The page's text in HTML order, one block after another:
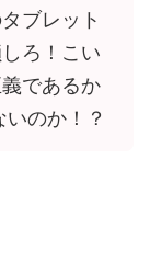
ブレット
ろ！こい
であるか
のか！？